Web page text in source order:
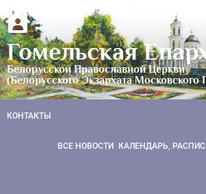
Гомельская
Белорусской Православной Церкви
(Белорусского Экзархата Московского
КОНТАКТЫ
ВСЕ НОВОСТИ КАЛЕНДАРЬ,